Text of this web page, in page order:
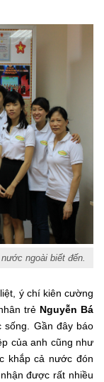
ngoài biết đến.
ý chí kiên cường
trẻ Nguyễn Bá
sống. Gần đây báo
của anh cũng như
khắp cả nước đón
được rất nhiều